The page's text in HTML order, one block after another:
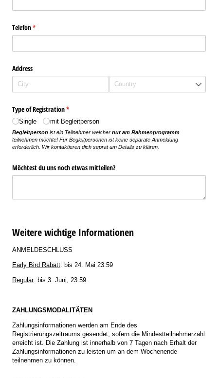
Telefon*
(required)
Address
Type of Registration*
(required)
Single mit Begleitperson
Begleitperson ist ein Teilnehmer welcher nur am Rahmenprogramm
teilnehmen möchte! Für Begleitpersonen ist keine separate Anmeldung
erforderlich. Wir kontaktieren dich seprat um Details zu klären.
Möchtest du uns noch etwas mitteilen?
Weitere wichtige Informationen
ANMELDESCHLUSS
Early Bird Rabatt: bis 24. Mai 23:59
Regulär: bis 3. Juni, 23:59
ZAHLUNGSMODALITÄTEN
Zahlungsinformationen werden am Ende des
Registrierungszeitraums gesendet, sofern die Mindestteilnehmerzahl
erreicht ist. Die Zahlung ist innerhalb von 7 Tagen nach Erhalt der
Zahlungsinformationen zu leisten um an dem Wochenende
teilnehmen zu können.